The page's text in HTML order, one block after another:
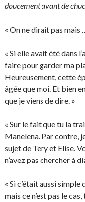
doucement avant de
« On ne dirait pas mais
« Si elle avait été dans
faire pour garder ma
Heureusement, cette
âgée que moi. Et bien
que je viens de dire. »
« Sur le fait que tu la
Manelena. Par contre,
sujet de Tery et Elise.
n’avez pas chercher à
« Si c’était aussi simple
mais ce n’est pas le